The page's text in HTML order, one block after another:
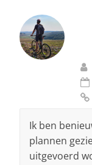
Ik ben
plannen
uitgevoerd